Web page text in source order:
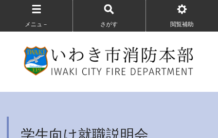
メニュ－ さがす 閲覧補助
学生向け就職説明会